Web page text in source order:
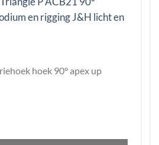
hoek 90° apex up